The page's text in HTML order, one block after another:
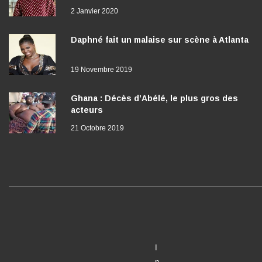
2 Janvier 2020
Daphné fait un malaise sur scène à Atlanta
19 Novembre 2019
Ghana : Décès d’Abélé, le plus gros des
acteurs
21 Octobre 2019
I